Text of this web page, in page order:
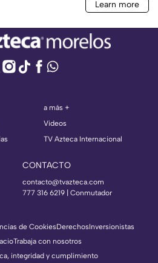
a más +
Videos
TV Azteca Internacional
CONTACTO
contacto@tvazteca.com
777 316 6219 | Conmutador
de CookiesDerechosInversionistas
Trabaja con nosotros
integridad y cumplimiento